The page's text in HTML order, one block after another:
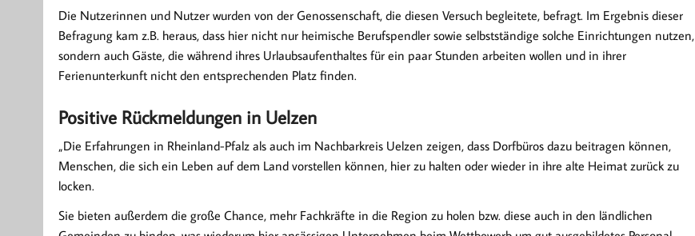
Die Nutzerinnen und Nutzer wurden von der Genossenschaft, die diesen Versuch begleitete, befragt. Im Ergebnis dieser
Befragung kam z.B. heraus, dass hier nicht nur heimische Berufspendler sowie selbstständige solche Einrichtungen nutzen,
sondern auch Gäste, die während ihres Urlaubsaufenthaltes für ein paar Stunden arbeiten wollen und in ihrer
Ferienunterkunft nicht den entsprechenden Platz finden.
Positive Rückmeldungen in Uelzen
„Die Erfahrungen in Rheinland-Pfalz als auch im Nachbarkreis Uelzen zeigen, dass Dorfbüros dazu beitragen können,
Menschen, die sich ein Leben auf dem Land vorstellen können, hier zu halten oder wieder in ihre alte Heimat zurück zu
locken.
Sie bieten außerdem die große Chance, mehr Fachkräfte in die Region zu holen bzw. diese auch in den ländlichen